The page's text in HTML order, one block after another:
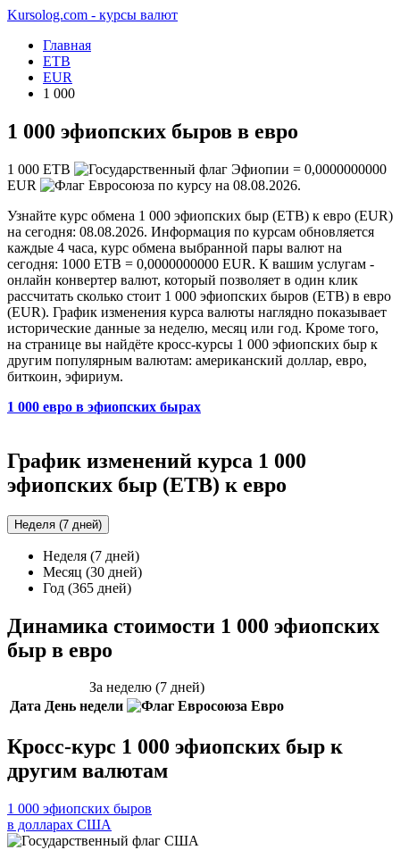
Kursolog.com - курсы валют
Главная
ETB
EUR
1 000
1 000 эфиопских быров в евро
1 000 ETB = 0,0000000000
EUR
по курсу на 08.08.2026.
Узнайте курс обмена 1 000 эфиопских быр (ETB) к евро (EUR)
на сегодня: 08.08.2026. Информация по курсам обновляется
каждые 4 часа, курс обмена выбранной пары валют на
сегодня: 1000 ETB = 0,0000000000 EUR. К вашим услугам -
онлайн конвертер валют, который позволяет в один клик
рассчитать сколько стоит 1 000 эфиопских быров (ETB) в евро
(EUR). График изменения курса валюты наглядно показывает
исторические данные за неделю, месяц или год. Кроме того,
на странице вы найдёте кросс-курсы 1 000 эфиопских быр к
другим популярным валютам: американский доллар, евро,
биткоин, эфириум.
1 000 евро в эфиопских бырах
График изменений курса 1 000
эфиопских быр (ETB) к евро
Неделя (7 дней)
Неделя (7 дней)
Месяц (30 дней)
Год (365 дней)
Динамика стоимости 1 000 эфиопских
быр в евро
За неделю (7 дней)
Дата День недели Евро
Кросс-курс 1 000 эфиопских быр к
другим валютам
1 000 эфиопских быров
в долларах США